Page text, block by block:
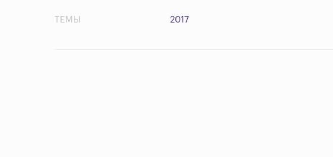
ТЕМЫ 2017